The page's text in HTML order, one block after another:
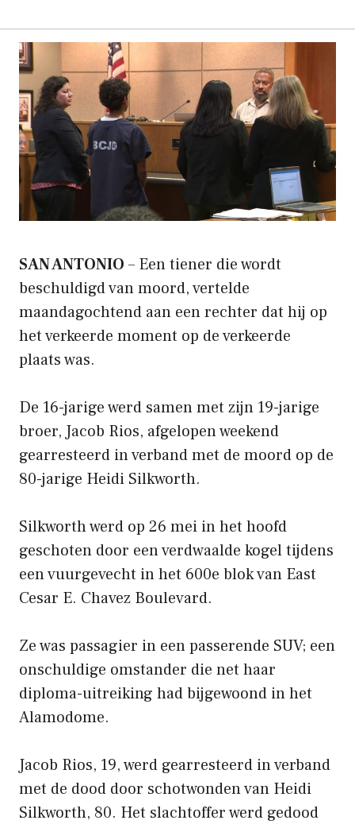
SAN ANTONIO – Een tiener die wordt
beschuldigd van moord, vertelde
maandagochtend aan een rechter dat hij op
het verkeerde moment op de verkeerde
plaats was.
De 16-jarige werd samen met zijn 19-jarige
broer, Jacob Rios, afgelopen weekend
gearresteerd in verband met de moord op de
80-jarige Heidi Silkworth.
Silkworth werd op 26 mei in het hoofd
geschoten door een verdwaalde kogel tijdens
een vuurgevecht in het 600e blok van East
Cesar E. Chavez Boulevard.
Ze was passagier in een passerende SUV; een
onschuldige omstander die net haar
diploma-uitreiking had bijgewoond in het
Alamodome.
Jacob Rios, 19, werd gearresteerd in verband
met de dood door schotwonden van Heidi
Silkworth, 80. Het slachtoffer werd gedood